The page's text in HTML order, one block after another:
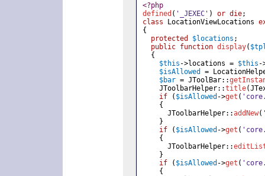
<?php
defined ( '_JEXEC' ) or die;
class
LocationViewLocations
{
protected $locations ;
public function display(
{
$this ->locations = $this -
$isAllowed
=
$bar = JToolBar::
JToolbarHelper::title
if
( $isAllowed ->get (
{
JToolbarHelper::addNew(
}
if
( $isAllowed ->get (
{
JToolbarHelper::
}
if
( $isAllowed ->get (
{